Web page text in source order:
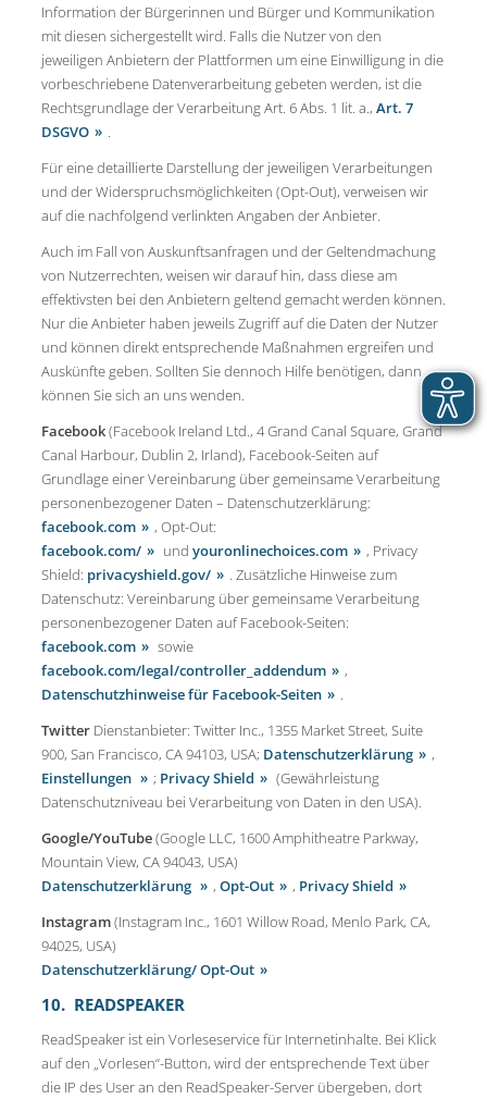
Information der Bürgerinnen und Bürger und Kommunikation
mit diesen sichergestellt wird. Falls die Nutzer von den
jeweiligen Anbietern der Plattformen um eine Einwilligung in die
vorbeschriebene Datenverarbeitung gebeten werden, ist die
Rechtsgrundlage der Verarbeitung Art. 6 Abs. 1 lit. a., Art. 7
DSGVO
.
Für eine detaillierte Darstellung der jeweiligen Verarbeitungen
und der Widerspruchsmöglichkeiten (Opt-Out), verweisen wir
auf die nachfolgend verlinkten Angaben der Anbieter.
Auch im Fall von Auskunftsanfragen und der Geltendmachung
von Nutzerrechten, weisen wir darauf hin, dass diese am
effektivsten bei den Anbietern geltend gemacht werden können.
Nur die Anbieter haben jeweils Zugriff auf die Daten der Nutzer
und können direkt entsprechende Maßnahmen ergreifen und
Auskünfte geben. Sollten Sie dennoch Hilfe benötigen, dann
können Sie sich an uns wenden.
Facebook(Facebook Ireland Ltd., 4 Grand Canal Square, Grand
Canal Harbour, Dublin 2, Irland), Facebook-Seiten auf
Grundlage einer Vereinbarung über gemeinsame Verarbeitung
personenbezogener Daten – Datenschutzerklärung:
facebook.com
, Opt-Out:
facebook.com/
und youronlinechoices.com
, Privacy
Shield: privacyshield.gov/
. Zusätzliche Hinweise zum
Datenschutz: Vereinbarung über gemeinsame Verarbeitung
personenbezogener Daten auf Facebook-Seiten:
facebook.com
sowie
facebook.com/legal/controller_addendum
,
Datenschutzhinweise für Facebook-Seiten
.
Twitter Dienstanbieter: Twitter Inc., 1355 Market Street, Suite
900, San Francisco, CA 94103, USA; Datenschutzerklärung
,
Einstellungen
; Privacy Shield
(Gewährleistung
Datenschutzniveau bei Verarbeitung von Daten in den USA).
Google/YouTube(Google LLC, 1600 Amphitheatre Parkway,
Mountain View, CA 94043, USA)
Datenschutzerklärung
, Opt-Out , Privacy Shield
Instagram(Instagram Inc., 1601 Willow Road, Menlo Park, CA,
94025, USA)
Datenschutzerklärung/ Opt-Out
10. READSPEAKER
ReadSpeaker ist ein Vorleseservice für Internetinhalte. Bei Klick
auf den „Vorlesen“-Button, wird der entsprechende Text über
die IP des User an den ReadSpeaker-Server übergeben, dort